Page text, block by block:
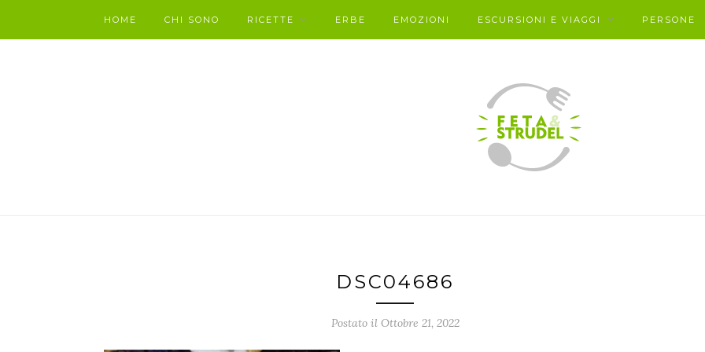
HOME CHI SONO RICETTE ERBE EMOZIONI ESCURSIONI E VIAGGI PERSONE
DSC04686
Postato il Ottobre 21, 2022